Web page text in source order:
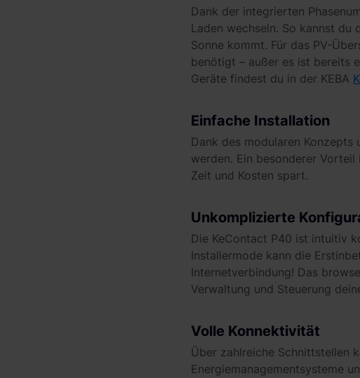
Dank der integrierten
Laden wechseln. So kannst du
Sonne kommt. Für das PV-
benötigt – außer es ist bereits
Geräte findest du in der KEBA
Einfache Installation
Dank des modularen
werden. Ein besonderer
Zeit und Kosten spart.
Unkomplizierte
Die KeContact P40 ist intuitiv
Installermode kann die
Internetverbindung! Das
Verwaltung und Steuerung
Volle Konnektivität
Über zahlreiche Schnittstellen
Energiemanagementsysteme